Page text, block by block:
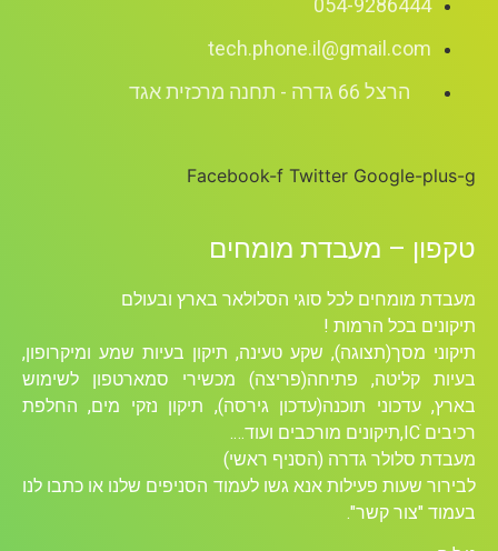
tech.phone.il@gmail.com
הרצל 66 גדרה - תחנה מרכזית אגד
Facebook-f Twitter Google-plus-g
טקפון – מעבדת מומחים
מעבדת מומחים לכל סוגי הסלולאר בארץ ובעולם
תיקונים בכל הרמות !
תיקוני מסך(תצוגה), שקע טעינה, תיקון בעיות שמע ומיקרופון,
בעיות קליטה, פתיחה(פריצה) מכשירי סמארטפון לשימוש
בארץ, עדכוני תוכנה(עדכון גירסה), תיקון נזקי מים, החלפת
רכיבים ICׁ,תיקונים מורכבים ועוד….
מעבדת סלולר גדרה (הסניף ראשי)
לבירור שעות פעילות אנא גשו לעמוד הסניפים שלנו או כתבו לנו
בעמוד "צור קשר".